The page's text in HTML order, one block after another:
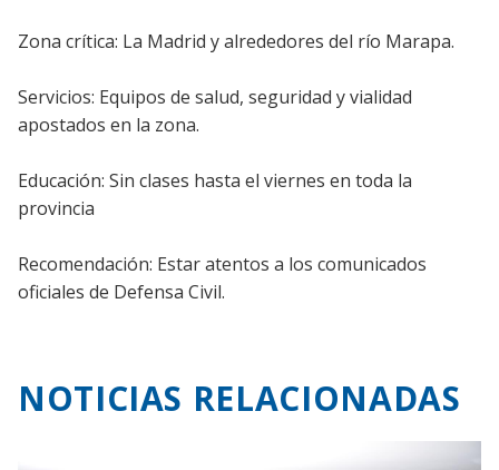
Zona crítica: La Madrid y alrededores del río Marapa.
Servicios: Equipos de salud, seguridad y vialidad
apostados en la zona.
Educación: Sin clases hasta el viernes en toda la
provincia
Recomendación: Estar atentos a los comunicados
oficiales de Defensa Civil.
NOTICIAS RELACIONADAS